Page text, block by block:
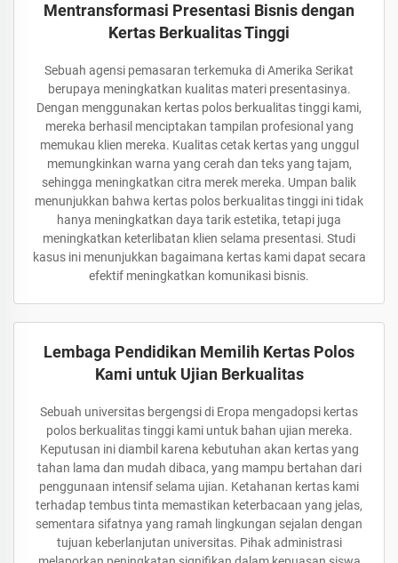
Mentransformasi Presentasi Bisnis dengan
Kertas Berkualitas Tinggi
Sebuah agensi pemasaran terkemuka di Amerika Serikat
berupaya meningkatkan kualitas materi presentasinya.
Dengan menggunakan kertas polos berkualitas tinggi kami,
mereka berhasil menciptakan tampilan profesional yang
memukau klien mereka. Kualitas cetak kertas yang unggul
memungkinkan warna yang cerah dan teks yang tajam,
sehingga meningkatkan citra merek mereka. Umpan balik
menunjukkan bahwa kertas polos berkualitas tinggi ini tidak
hanya meningkatkan daya tarik estetika, tetapi juga
meningkatkan keterlibatan klien selama presentasi. Studi
kasus ini menunjukkan bagaimana kertas kami dapat secara
efektif meningkatkan komunikasi bisnis.
Lembaga Pendidikan Memilih Kertas Polos
Kami untuk Ujian Berkualitas
Sebuah universitas bergengsi di Eropa mengadopsi kertas
polos berkualitas tinggi kami untuk bahan ujian mereka.
Keputusan ini diambil karena kebutuhan akan kertas yang
tahan lama dan mudah dibaca, yang mampu bertahan dari
penggunaan intensif selama ujian. Ketahanan kertas kami
terhadap tembus tinta memastikan keterbacaan yang jelas,
sementara sifatnya yang ramah lingkungan sejalan dengan
tujuan keberlanjutan universitas. Pihak administrasi